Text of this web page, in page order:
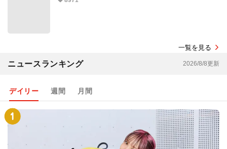
一覧を見る
ニュースランキング 2026/8/8更新
デイリー 週間 月間